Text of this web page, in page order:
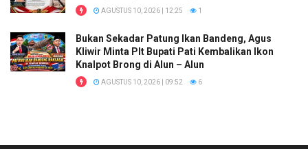
AGUSTUS 10, 2026 | 12:25 1
Bukan Sekadar Patung Ikan Bandeng, Agus
Kliwir Minta Plt Bupati Pati Kembalikan Ikon
Knalpot Brong di Alun – Alun
AGUSTUS 10, 2026 | 09:52 6